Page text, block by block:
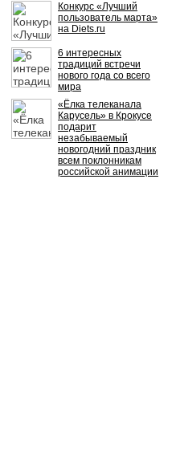
Конкурс «Лучший
пользователь марта»
на Diets.ru
6 интересных
традиций встречи
нового года со всего
мира
«Ёлка телеканала
Карусель» в Крокусе
подарит
незабываемый
новогодний праздник
всем поклонникам
российской анимации